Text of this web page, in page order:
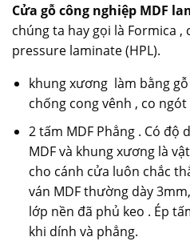
Cửa gỗ công nghiệp MDF
chúng ta hay gọi là Formica ,
pressure laminate (HPL).
khung xương làm bằng
chống cong vênh , co
2 tấm MDF Phẳng . Có độ
MDF và khung xương là
cho cánh cửa luôn chắc
ván MDF thường dày
lớp nền đã phủ keo . Ép
khi dính và phẳng.